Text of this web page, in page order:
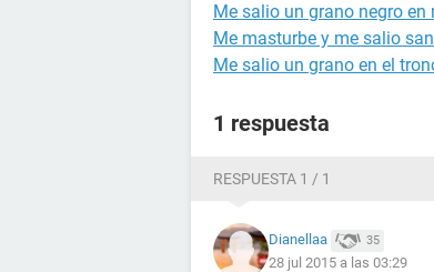
Me salio un grano negro
Me masturbe y me salio
Me salio un grano en el
1 respuesta
RESPUESTA 1 / 1
Dianellaa 35
28 jul 2015 a las 03:29